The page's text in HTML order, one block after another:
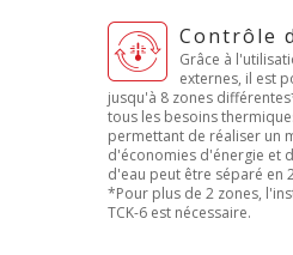
Contrôle
Grâce à
externes, il est
jusqu'à 8 zones
tous les besoins
permettant de réaliser un
d'économies d'énergie et
d'eau peut être séparé en
*Pour plus de 2 zones,
TCK-6 est nécessaire.